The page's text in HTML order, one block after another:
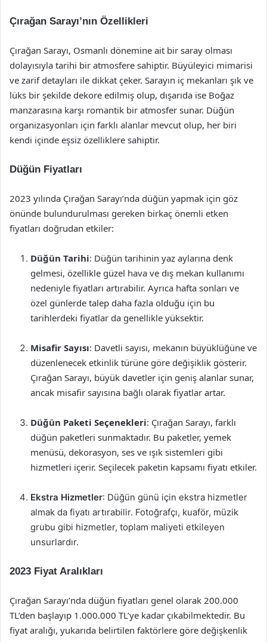
Çırağan Sarayı’nın Özellikleri
Çırağan Sarayı, Osmanlı dönemine ait bir saray olması
dolayısıyla tarihi bir atmosfere sahiptir. Büyüleyici mimarisi
ve zarif detayları ile dikkat çeker. Sarayın iç mekanları şık ve
lüks bir şekilde dekore edilmiş olup, dışarıda ise Boğaz
manzarasına karşı romantik bir atmosfer sunar. Düğün
organizasyonları için farklı alanlar mevcut olup, her biri
kendi içinde eşsiz özelliklere sahiptir.
Düğün Fiyatları
2023 yılında Çırağan Sarayı’nda düğün yapmak için göz
önünde bulundurulması gereken birkaç önemli etken
fiyatları doğrudan etkiler:
Düğün Tarihi: Düğün tarihinin yaz aylarına denk
gelmesi, özellikle güzel hava ve dış mekan kullanımı
nedeniyle fiyatları artırabilir. Ayrıca hafta sonları ve
özel günlerde talep daha fazla olduğu için bu
tarihlerdeki fiyatlar da genellikle yüksektir.
Misafir Sayısı: Davetli sayısı, mekanın büyüklüğüne ve
düzenlenecek etkinlik türüne göre değişiklik gösterir.
Çırağan Sarayı, büyük davetler için geniş alanlar sunar,
ancak misafir sayısına bağlı olarak fiyatlar artar.
Düğün Paketi Seçenekleri: Çırağan Sarayı, farklı
düğün paketleri sunmaktadır. Bu paketler, yemek
menüsü, dekorasyon, ses ve ışık sistemleri gibi
hizmetleri içerir. Seçilecek paketin kapsamı fiyatı etkiler.
Ekstra Hizmetler: Düğün günü için ekstra hizmetler
almak da fiyatı artırabilir. Fotoğrafçı, kuaför, müzik
grubu gibi hizmetler, toplam maliyeti etkileyen
unsurlardır.
2023 Fiyat Aralıkları
Çırağan Sarayı’nda düğün fiyatları genel olarak 200.000
TL’den başlayıp 1.000.000 TL’ye kadar çıkabilmektedir. Bu
fiyat aralığı, yukarıda belirtilen faktörlere göre değişkenlik